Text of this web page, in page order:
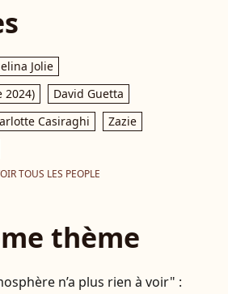
Jolie
2024)
David Guetta
Casiraghi
Zazie
TOUS LES PEOPLE
thème
n’a plus rien à voir" :